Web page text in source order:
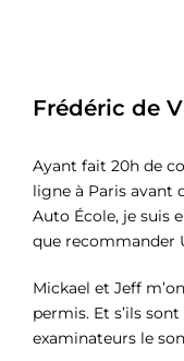
Frédéric de
Ayant fait 20h de
ligne à Paris avant
Auto École, je suis
que recommander
Mickael et Jeff
permis. Et s’ils
examinateurs le